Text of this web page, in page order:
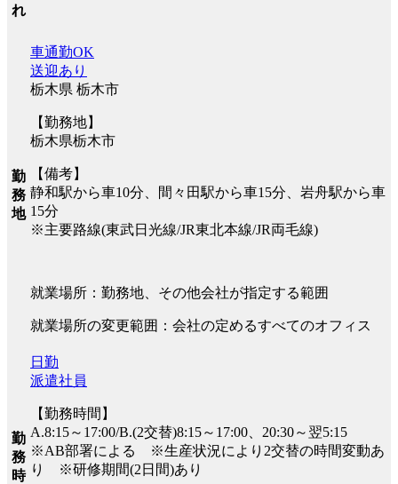
れ
勤
務
地
車通勤OK
送迎あり
栃木県 栃木市
【勤務地】
栃木県栃木市
【備考】
静和駅から車10分、間々田駅から車15分、岩舟駅から車
15分
※主要路線(東武日光線/JR東北本線/JR両毛線)
就業場所：勤務地、その他会社が指定する範囲
就業場所の変更範囲：会社の定めるすべてのオフィス
勤
務
時
日勤
派遣社員
【勤務時間】
A.8:15～17:00/B.(2交替)8:15～17:00、20:30～翌5:15
※AB部署による ※生産状況により2交替の時間変動あ
り ※研修期間(2日間)あり